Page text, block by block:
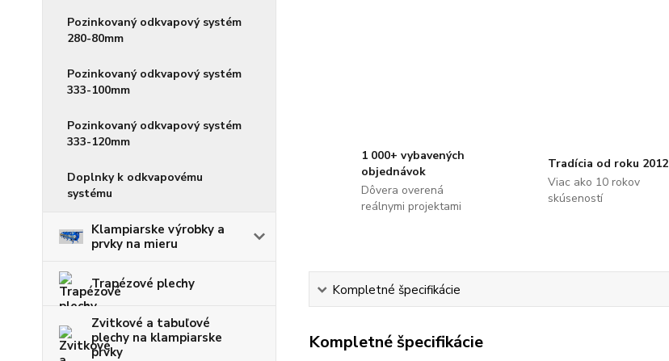
Pozinkovaný odkvapový systém
280-80mm
Pozinkovaný odkvapový systém
333-100mm
Pozinkovaný odkvapový systém
333-120mm
Doplnky k odkvapovému
systému
Klampiarske výrobky a
prvky na mieru
Trapézové plechy
Zvitkové a tabuľové
plechy na klampiarske
prvky
1 000+ vybavených
objednávok
Dôvera overená
reálnymi projektami
Tradícia od roku 2012
Viac ako 10 rokov
skúseností
Kompletné špecifikácie
Kompletné špecifikácie